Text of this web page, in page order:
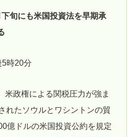
旬にも米国投資法を早期承
時20分
米政権による関税圧力が強ま
れたソウルとワシントンの貿
億ドルの米国投資公約を規定